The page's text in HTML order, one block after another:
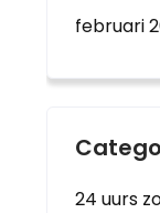
februari
24 uurs